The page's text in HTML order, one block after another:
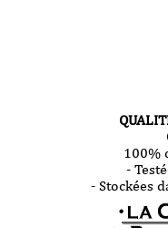
100%
-
- Stockées